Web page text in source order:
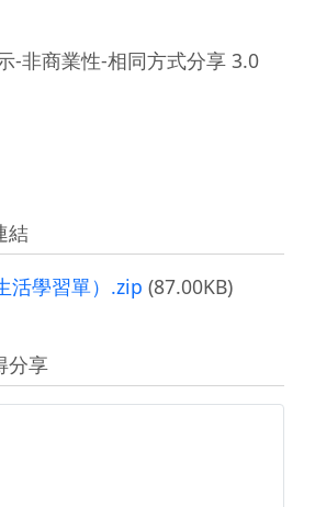
-非商業性-相同方式分享 3.0
結
活學習單）.zip (87.00KB)
分享